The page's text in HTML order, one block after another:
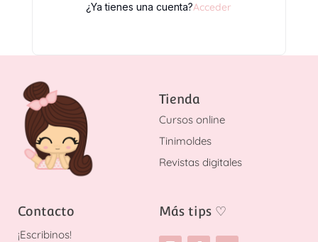
¿Ya tienes una cuenta?Acceder
Tienda
Cursos online
Tinimoldes
Revistas digitales
Contacto
¡Escribinos!
Más tips ♡